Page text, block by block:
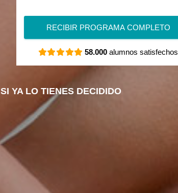
RECIBIR PROGRAMA COMPLETO
58.000 alumnos satisfechos
SI YA LO TIENES DECIDIDO